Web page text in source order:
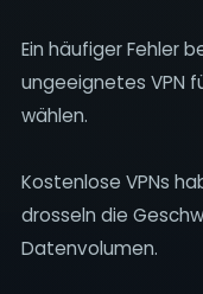
Ein häufiger Fehler
ungeeignetes VPN
wählen.
Kostenlose VPNs
drosseln die
Datenvolumen.